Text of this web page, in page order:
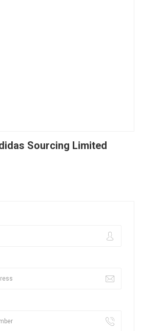
Sourcing Limited